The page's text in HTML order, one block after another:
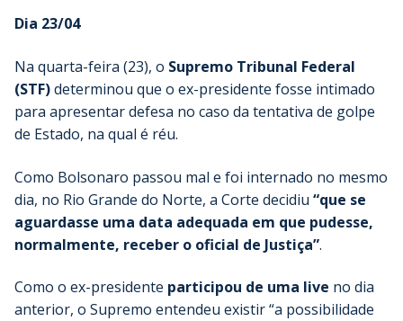
Dia 23/04
Na quarta-feira (23), o Supremo Tribunal Federal
(STF)determinou que o ex-presidente fosse intimado
para apresentar defesa no caso da tentativa de golpe
de Estado, na qual é réu.
Como Bolsonaro passou mal e foi internado no mesmo
dia, no Rio Grande do Norte, a Corte decidiu “que se
aguardasse uma data adequada em que pudesse,
normalmente, receber o oficial de Justiça”.
Como o ex-presidente participou de uma live no dia
anterior, o Supremo entendeu existir “a possibilidade